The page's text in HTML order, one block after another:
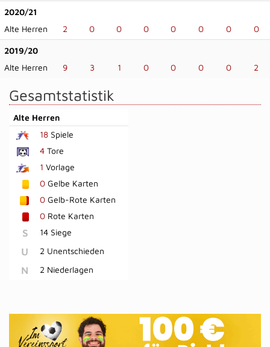
2020/21
Alte Herren
2 0 0 0 0 0 0 0
2019/20
Alte Herren
9 3 1 0 0 0 0 2
Gesamtstatistik
Alte Herren
18 Spiele
4 Tore
1 Vorlage
0 Gelbe Karten
0 Gelb-Rote Karten
0 Rote Karten
S 14 Siege
U 2 Unentschieden
N 2 Niederlagen